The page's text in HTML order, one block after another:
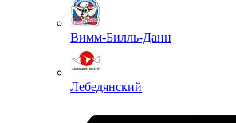
Вимм-Билль-Данн
Лебедянский